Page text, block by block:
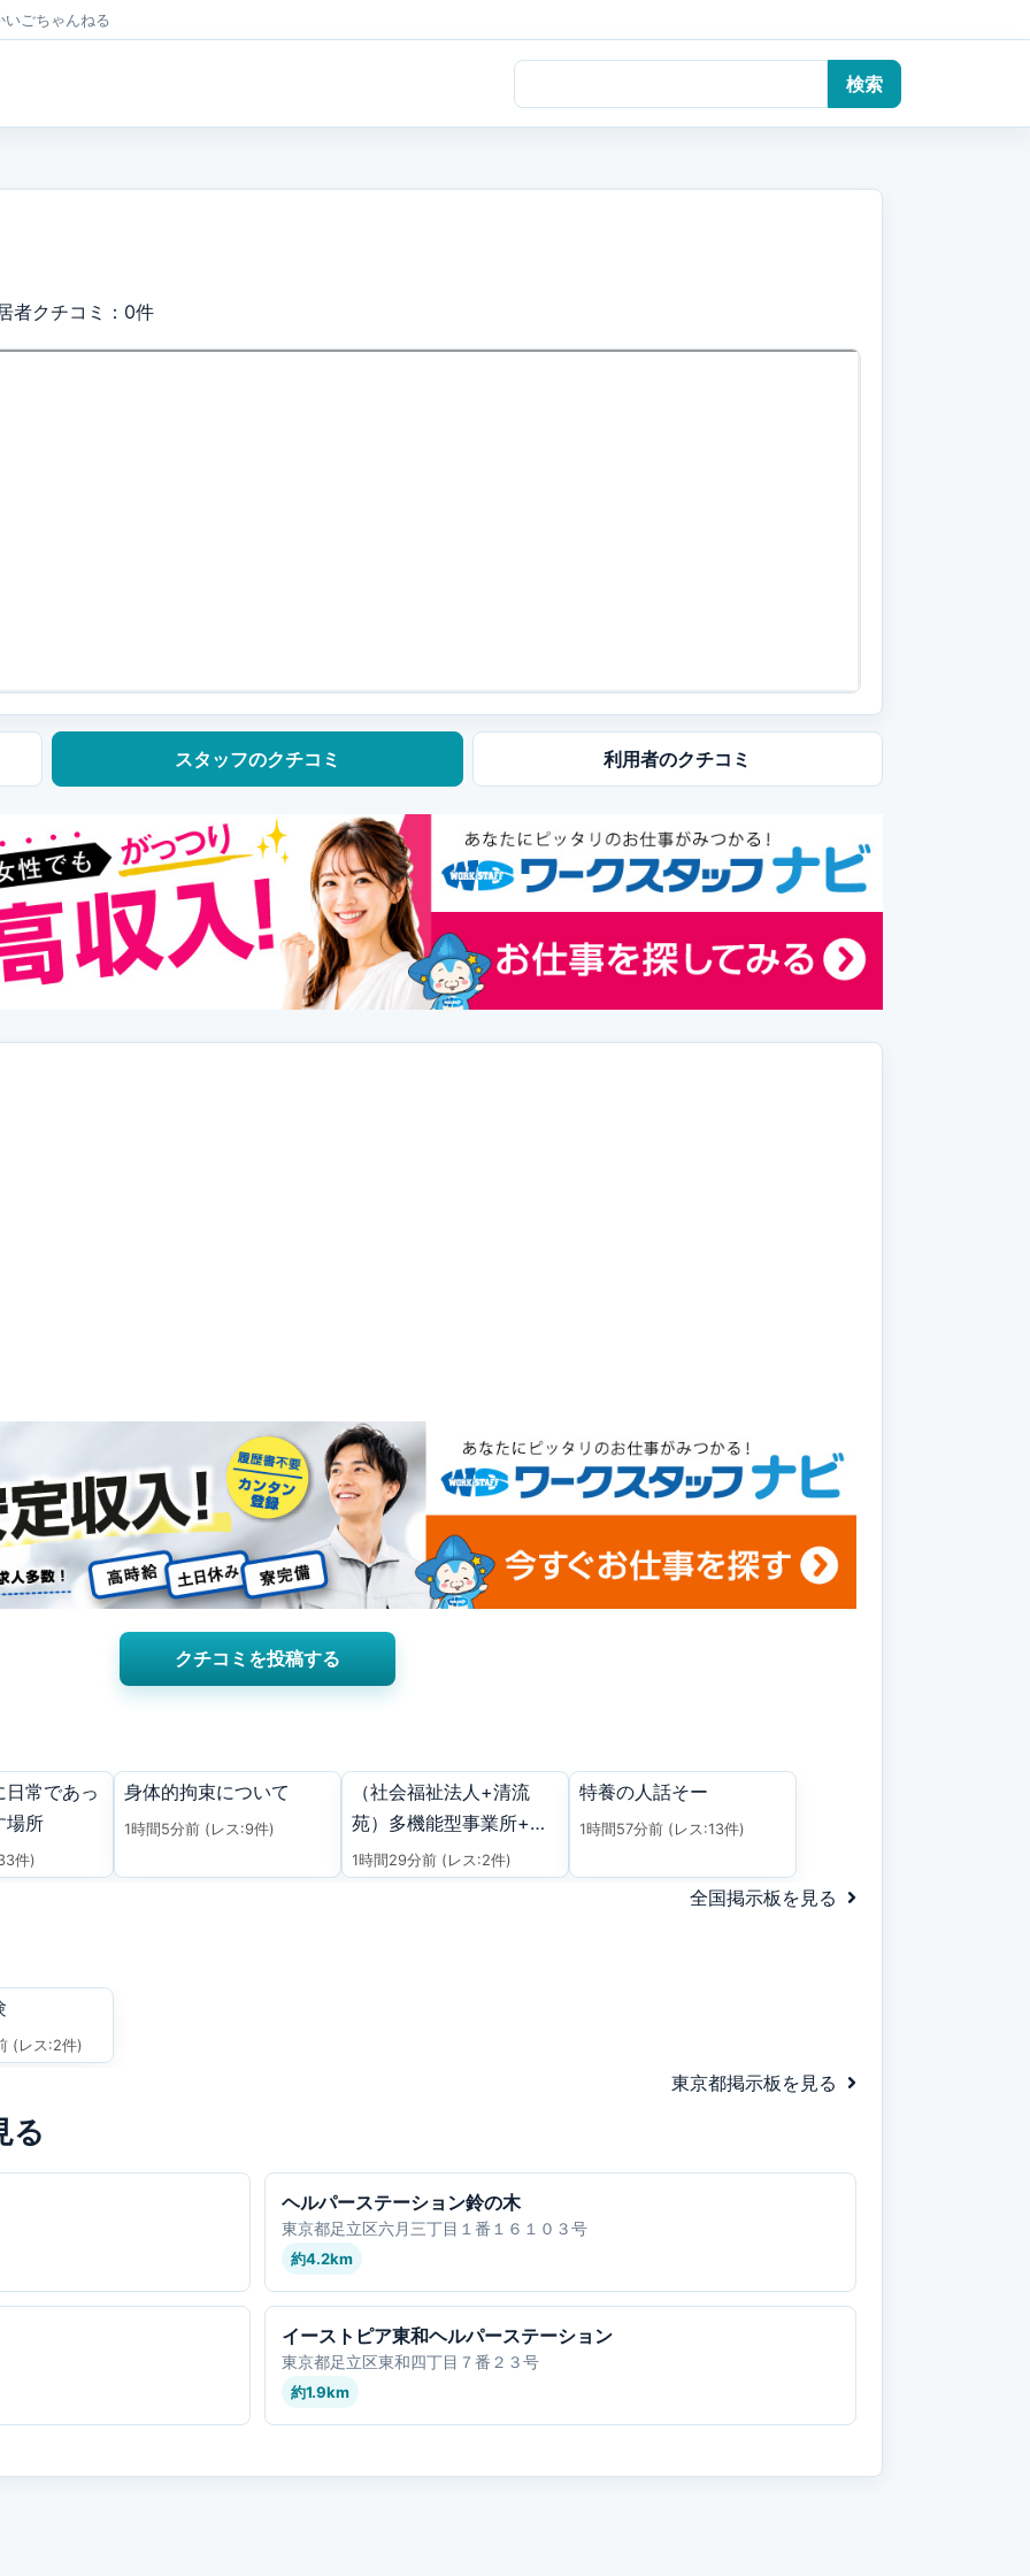
ごちゃんねる
者クチコミ：0件
スタッフのクチコミ 利用者のクチコミ
クチコミを投稿する
常であっ
場所
件)
身体的拘束について
1時間5分前 (レス:9件)
（社会福祉法人+清流
苑）多機能型事業所+百
花について
1時間29分前 (レス:2件)
特養の人話そー
1時間57分前 (レス:13件)
全国掲示板を見る
(レス:2件)
東京都掲示板を見る
る
ヘルパーステーション鈴の木
東京都足立区六月三丁目１番１６１０３号
約4.2km
イーストピア東和ヘルパーステーション
東京都足立区東和四丁目７番２３号
約1.9km